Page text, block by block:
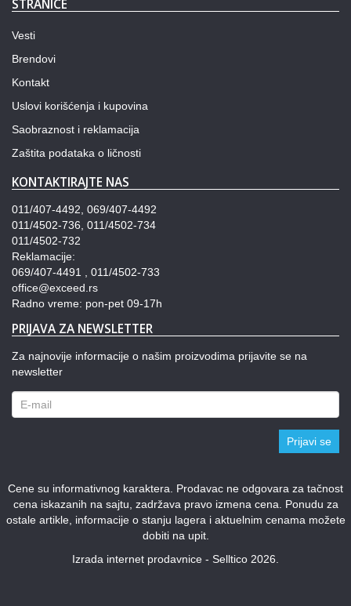
STRANICE
Vesti
Brendovi
Kontakt
Uslovi korišćenja i kupovina
Saobraznost i reklamacija
Zaštita podataka o ličnosti
KONTAKTIRAJTE NAS
011/407-4492, 069/407-4492
011/4502-736, 011/4502-734
011/4502-732
Reklamacije:
069/407-4491 , 011/4502-733
office@exceed.rs
Radno vreme: pon-pet 09-17h
PRIJAVA ZA NEWSLETTER
Za najnovije informacije o našim proizvodima prijavite se na
newsletter
Prijavi se
Cene su informativnog karaktera. Prodavac ne odgovara za tačnost
cena iskazanih na sajtu, zadržava pravo izmena cena. Ponudu za
ostale artikle, informacije o stanju lagera i aktuelnim cenama možete
dobiti na upit.
Izrada internet prodavnice - Selltico 2026.